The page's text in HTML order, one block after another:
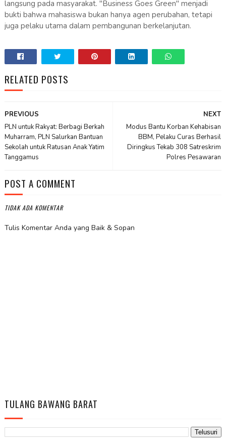
langsung pada masyarakat. "Business Goes Green" menjadi
bukti bahwa mahasiswa bukan hanya agen perubahan, tetapi
juga pelaku utama dalam pembangunan berkelanjutan.
RELATED POSTS
NEXT
Modus Bantu Korban Kehabisan
BBM, Pelaku Curas Berhasil
Diringkus Tekab 308 Satreskrim
Polres Pesawaran
PREVIOUS
PLN untuk Rakyat: Berbagi Berkah
Muharram, PLN Salurkan Bantuan
Sekolah untuk Ratusan Anak Yatim
Tanggamus
POST A COMMENT
TIDAK ADA KOMENTAR
Tulis Komentar Anda yang Baik & Sopan
TULANG BAWANG BARAT